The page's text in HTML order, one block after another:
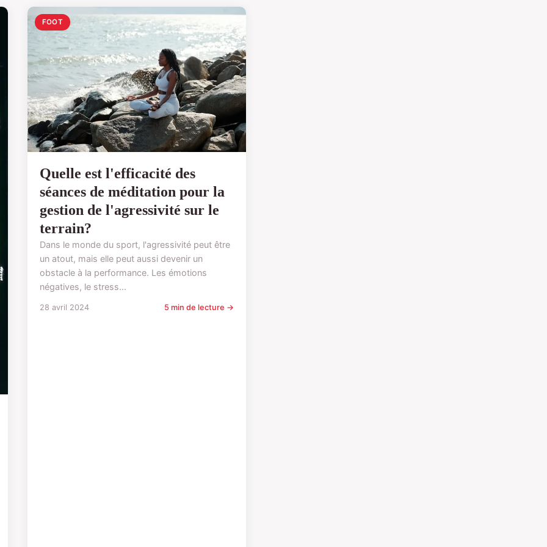
FOOT
Quelle est l'efficacité des
séances de méditation pour la
gestion de l'agressivité sur le
terrain?
Dans le monde du sport, l'agressivité peut être
un atout, mais elle peut aussi devenir un
obstacle à la performance. Les émotions
négatives, le stress...
28 avril 2024 5 min de lecture →